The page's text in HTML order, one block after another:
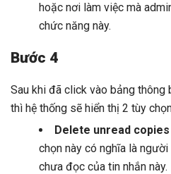
hoặc nơi làm việc mà
chức năng này.
Bước 4
Sau khi đã click vào bảng thông
thì hệ thống sẽ hiển thị 2 tùy
Delete unread
chọn này có nghĩa là
chưa đọc của tin nhắn này.